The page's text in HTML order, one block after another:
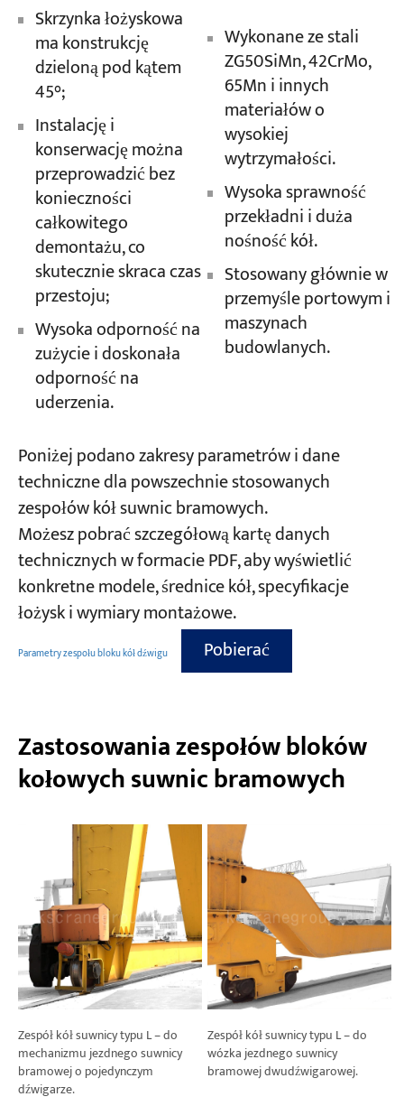
Skrzynka łożyskowa
ma konstrukcję
dzieloną pod kątem
45°;
Instalację i
konserwację można
przeprowadzić bez
konieczności
całkowitego
demontażu, co
skutecznie skraca czas
przestoju;
Wysoka odporność na
zużycie i doskonała
odporność na
uderzenia.
Wykonane ze stali
ZG50SiMn, 42CrMo,
65Mn i innych
materiałów o
wysokiej
wytrzymałości.
Wysoka sprawność
przekładni i duża
nośność kół.
Stosowany głównie w
przemyśle portowym i
maszynach
budowlanych.
Poniżej podano zakresy parametrów i dane
techniczne dla powszechnie stosowanych
zespołów kół suwnic bramowych.
Możesz pobrać szczegółową kartę danych
technicznych w formacie PDF, aby wyświetlić
konkretne modele, średnice kół, specyfikacje
łożysk i wymiary montażowe.
Parametry zespołu bloku kół dźwigu Pobierać
Zastosowania zespołów bloków
kołowych suwnic bramowych
Zespół kół suwnicy typu L – do
mechanizmu jezdnego suwnicy
bramowej o pojedynczym
dźwigarze.
Zespół kół suwnicy typu L – do
wózka jezdnego suwnicy
bramowej dwudźwigarowej.